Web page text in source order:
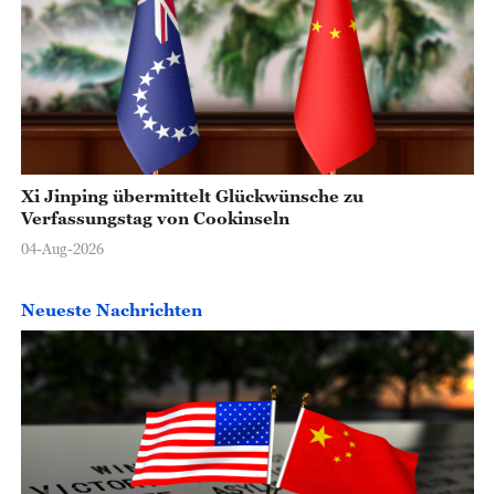
Xi Jinping übermittelt Glückwünsche zu
Verfassungstag von Cookinseln
04-Aug-2026
Neueste Nachrichten